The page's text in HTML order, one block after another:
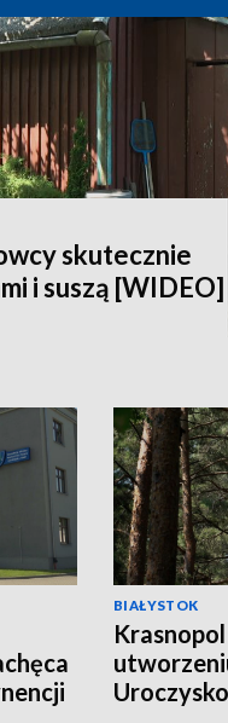
skutecznie
i suszą [WIDEO]
BIAŁYSTOK